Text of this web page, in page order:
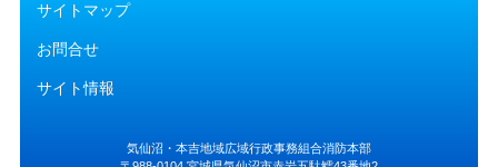
サイトマップ
お問合せ
サイト情報
気仙沼・本吉地域広域行政事務組合消防本部